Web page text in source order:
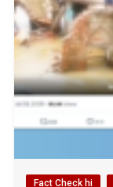
Fact Check hi